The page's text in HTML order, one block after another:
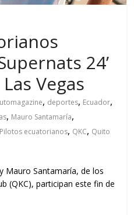
24’
Vegas
, deportes, Ecuador,
, Mauro Santamaría,
Pilotos ecuatorianos, QKC, Quito
Mauro Santamaría, de los
(QKC), participan este fin de